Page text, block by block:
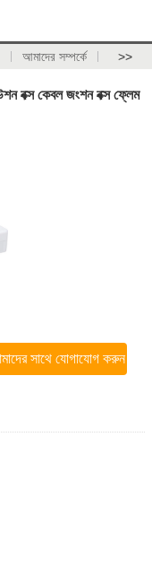
আমাদের সম্পর্কে >>
বক্স কেবল জংশন বক্স ফ্লেম
সাথে যোগাযোগ করুন